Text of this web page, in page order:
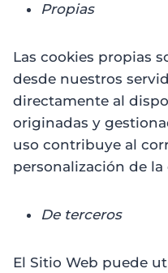
Propias
Las cookies propias
desde nuestros
directamente al
originadas y
uso contribuye al
personalización de
De terceros
El Sitio Web puede